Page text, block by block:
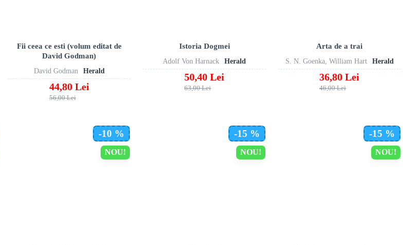
David Godman Herald
Fii ceea ce esti (volum editat de
David Godman)
44,80 Lei
56,00 Lei
Adolf Von Harnack Herald
Istoria Dogmei
50,40 Lei
63,00 Lei
S. N. Goenka, William Hart Herald
Arta de a trai
36,80 Lei
46,00 Lei
NOU!
-10 %
NOU!
-15 %
NOU!
-15 %